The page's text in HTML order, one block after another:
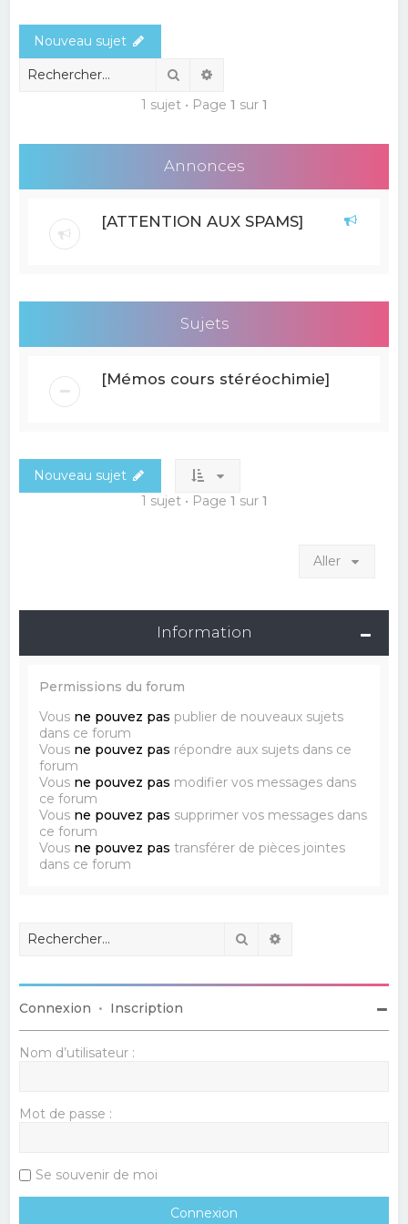
r
Nouveau sujet
Rechercher
1 sujet • Page 1 sur 1
Annonces
[ATTENTION AUX SPAMS]
Sujets
[Mémos cours stéréochimie]
Nouveau sujet
1 sujet • Page 1 sur 1
Aller
Information
Permissions du forum
Vous ne pouvez pas publier de nouveaux sujets
dans ce forum
Vous ne pouvez pas répondre aux sujets dans ce
forum
Vous ne pouvez pas modifier vos messages dans
ce forum
Vous ne pouvez pas supprimer vos messages dans
ce forum
Vous ne pouvez pas transférer de pièces jointes
dans ce forum
Rechercher
Connexion • Inscription
Nom d’utilisateur :
Mot de passe :
Se souvenir de moi